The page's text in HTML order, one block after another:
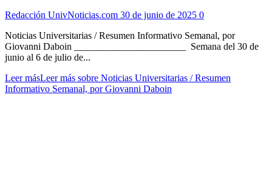
Redacción UnivNoticias.com 30 de junio de 2025 0
Noticias Universitarias / Resumen Informativo Semanal, por
Giovanni Daboin _______________________ Semana del 30 de
junio al 6 de julio de...
Leer másLeer más sobre Noticias Universitarias / Resumen
Informativo Semanal, por Giovanni Daboin